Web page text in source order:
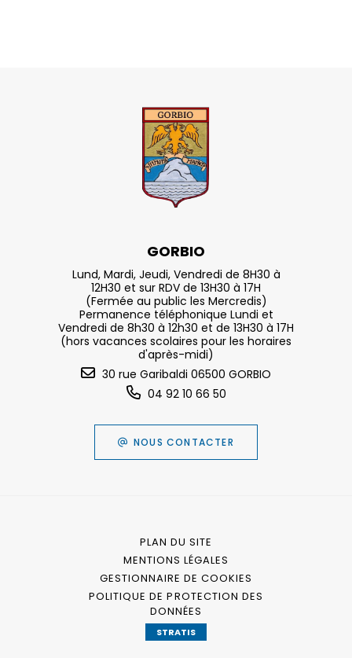
GORBIO
Lund, Mardi, Jeudi, Vendredi de 8H30 à
12H30 et sur RDV de 13H30 à 17H
(Fermée au public les Mercredis)
Permanence téléphonique Lundi et
Vendredi de 8h30 à 12h30 et de 13H30 à 17H
(hors vacances scolaires pour les horaires
d'après-midi)
30 rue Garibaldi 06500 GORBIO
04 92 10 66 50
NOUS CONTACTER
PLAN DU SITE
MENTIONS LÉGALES
GESTIONNAIRE DE COOKIES
POLITIQUE DE PROTECTION DES
DONNÉES
STRATIS